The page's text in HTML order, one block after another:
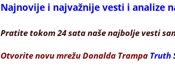
Najnovije i najvažnije vesti i analize
Pratite tokom 24 sata naše najbolje vesti
Otvorite novu mrežu Donalda Trampa Truth